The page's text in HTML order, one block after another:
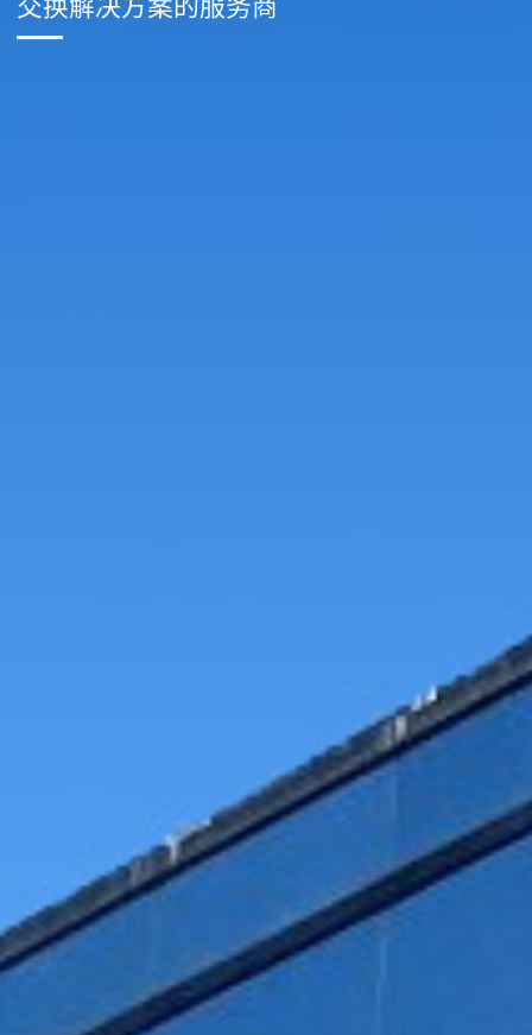
交换解决方案的服务商